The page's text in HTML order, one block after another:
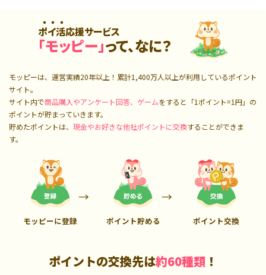
ポイ活応援サービス
「モッピー」って、なに？
モッピーは、運営実績20年以上！累計1,400万人以上が利用しているポイント
サイト。
サイト内で商品購入やアンケート回答、ゲームをすると「1ポイント=1円」の
ポイントが貯まっていきます。
貯めたポイントは、 現金やお好きな他社ポイントに交換することができま
す。
モッピーに登録 ポイント貯める ポイント交換
ポイントの交換先は約60種類 ！